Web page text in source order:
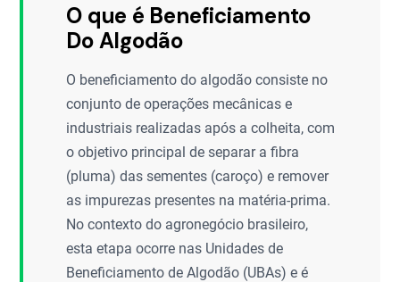
O que é Beneficiamento
Do Algodão
O beneficiamento do algodão consiste no
conjunto de operações mecânicas e
industriais realizadas após a colheita, com
o objetivo principal de separar a fibra
(pluma) das sementes (caroço) e remover
as impurezas presentes na matéria-prima.
No contexto do agronegócio brasileiro,
esta etapa ocorre nas Unidades de
Beneficiamento de Algodão (UBAs) e é